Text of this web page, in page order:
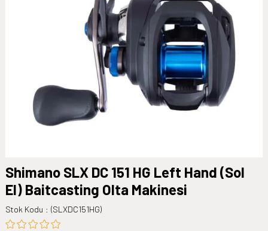
Shimano SLX DC 151 HG Left Hand (Sol
El) Baitcasting Olta Makinesi
Stok Kodu (SLXDC151HG)